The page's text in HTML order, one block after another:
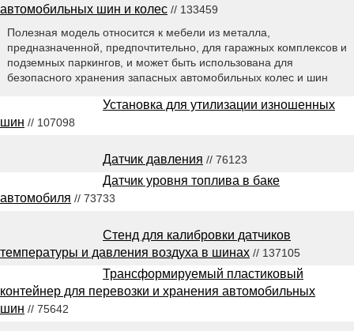
автомобильных шин и колес // 133459
Полезная модель относится к мебели из металла,
предназначенной, предпочтительно, для гаражных комплексов и
подземных паркингов, и может быть использована для
безопасного хранения запасных автомобильных колес и шин
Установка для утилизации изношенных
шин // 107098
Датчик давления // 76123
Датчик уровня топлива в баке
автомобиля // 73733
Стенд для калибровки датчиков
температуры и давления воздуха в шинах // 137105
Трансформируемый пластиковый
контейнер для перевозки и хранения автомобильных
шин // 75642